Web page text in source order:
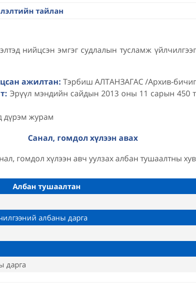
тайлан
нийцсэн эмгэг судлалын тусламж
ажилтан: Тэрбиш АЛТАНЗАГАС /Архив-бичиг
Эрүүл мэндийн сайдын 2013 оны 11 сарын 450
дүрэм журам
Санал, гомдол хүлээн авах
гомдол хүлээн авч уулзах албан тушаалтны
Албан тушаалтан
албаны дарга
дарга